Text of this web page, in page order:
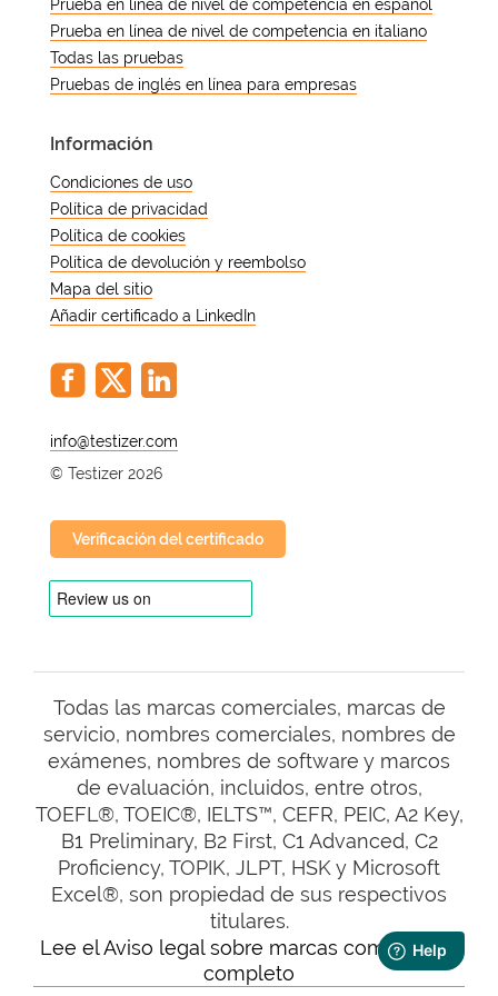
Prueba en línea de nivel de competencia en español
Prueba en línea de nivel de competencia en italiano
Todas las pruebas
Pruebas de inglés en línea para empresas
Información
Condiciones de uso
Política de privacidad
Política de cookies
Política de devolución y reembolso
Mapa del sitio
Añadir certificado a LinkedIn
@
© Testizer 2026
Verificación del certificado
Todas las marcas comerciales, marcas de
servicio, nombres comerciales, nombres de
exámenes, nombres de software y marcos
de evaluación, incluidos, entre otros,
TOEFL®, TOEIC®, IELTS™, CEFR, PEIC, A2 Key,
B1 Preliminary, B2 First, C1 Advanced, C2
Proficiency, TOPIK, JLPT, HSK y Microsoft
Excel®, son propiedad de sus respectivos
titulares.
Lee el Aviso legal sobre marcas comerciales
completo